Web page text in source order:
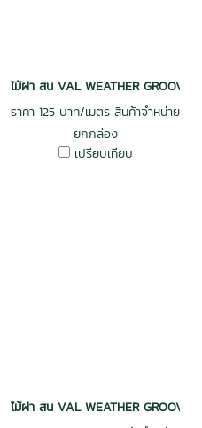
าร่องวี อบ กันปลวก H3.2 เกรดพรีเมี่
ไม้ฝา สน VAL WEATHER
ราคา 125 บาท/เมตร สินค้าจำหน่าย
ยกกล่อง
เปรียบเทียบ
ฝาร่องวี อบ กันปลวก H3.2 เกรดพรี
ไม้ฝา สน VAL WEATHER